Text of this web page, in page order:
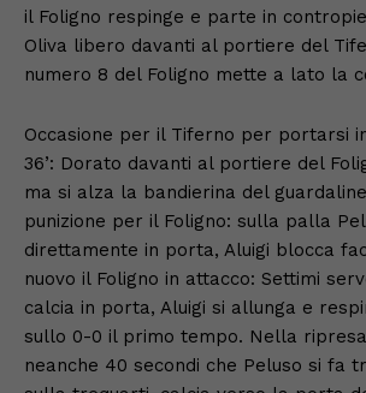
il Foligno respinge e parte in
Oliva libero davanti al portiere del
numero 8 del Foligno mette a lato la
Occasione per il Tiferno per portarsi
36’: Dorato davanti al portiere del
ma si alza la bandierina del
punizione per il Foligno: sulla palla
direttamente in porta, Aluigi blocca
nuovo il Foligno in attacco: Settimi
calcia in porta, Aluigi si allunga e
sullo 0-0 il primo tempo. Nella
neanche 40 secondi che Peluso si fa